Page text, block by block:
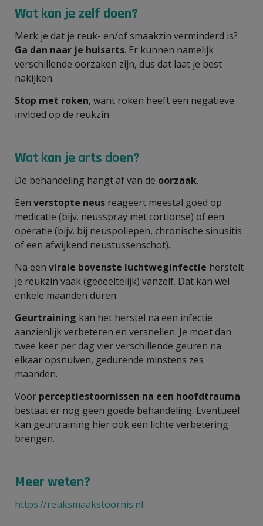
Wat kan je zelf doen?
Merk je dat je reuk- en/of smaakzin verminderd is?
Ga dan naar je huisarts. Er kunnen namelijk
verschillende oorzaken zijn, dus dat laat je best
nakijken.
Stop met roken, want roken heeft een negatieve
invloed op de reukzin.
Wat kan je arts doen?
De behandeling hangt af van de oorzaak.
Een verstopte neus reageert meestal goed op
medicatie (bijv. neusspray met cortionse) of een
operatie (bijv. bij neuspoliepen, chronische sinusitis
of een afwijkend neustussenschot).
Na een virale bovenste luchtweginfectie herstelt
je reukzin vaak (gedeeltelijk) vanzelf. Dat kan wel
enkele maanden duren.
Geurtraining kan het herstel na een infectie
aanzienlijk verbeteren en versnellen. Je moet dan
twee keer per dag vier verschillende geuren na
elkaar opsnuiven, gedurende minstens zes
maanden.
Voor perceptiestoornissen na een hoofdtrauma
bestaat er nog geen goede behandeling. Eventueel
kan geurtraining hier ook een lichte verbetering
brengen.
Meer weten?
https://reuksmaakstoornis.nl